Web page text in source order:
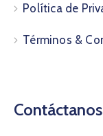
Política de
Términos &
Contáctanos